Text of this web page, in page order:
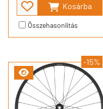
Kosárba
Összehasonlítás
-15%